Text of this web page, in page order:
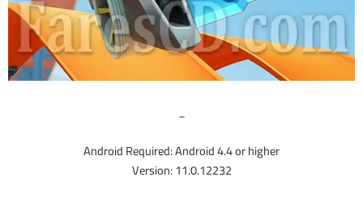
_
Android Required: Android 4.4 or higher
Version: 11.0.12232